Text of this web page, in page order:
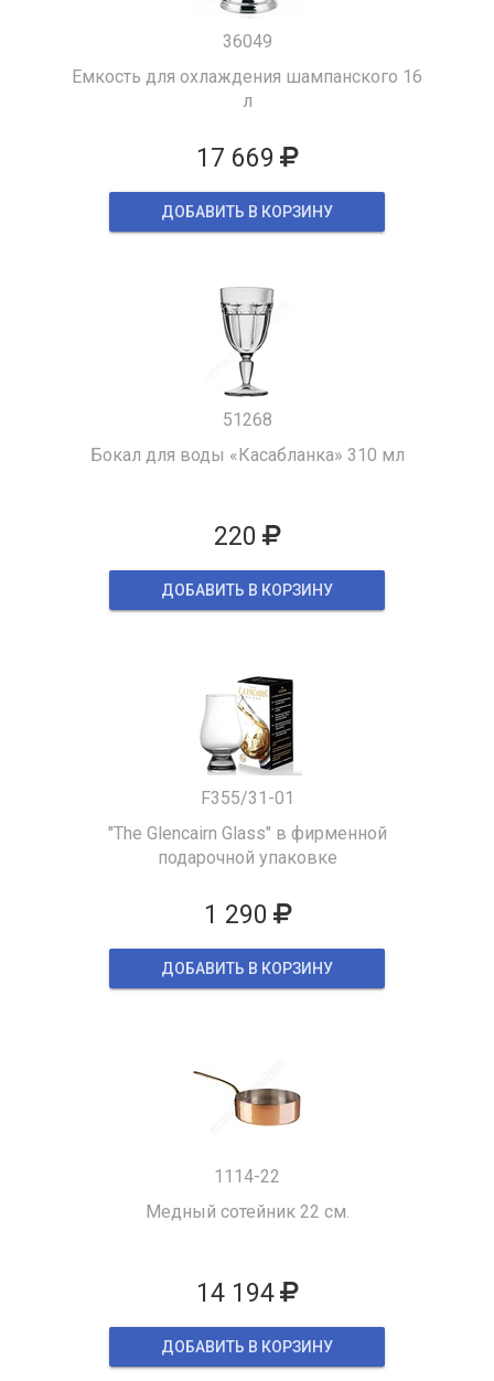
36049
Емкость для охлаждения шампанского 16
л
17 669
ДОБАВИТЬ В КОРЗИНУ
51268
Бокал для воды «Касабланка» 310 мл
220
ДОБАВИТЬ В КОРЗИНУ
F355/31-01
"The Glencairn Glass" в фирменной
подарочной упаковке
1 290
ДОБАВИТЬ В КОРЗИНУ
1114-22
Медный сотейник 22 см.
14 194
ДОБАВИТЬ В КОРЗИНУ